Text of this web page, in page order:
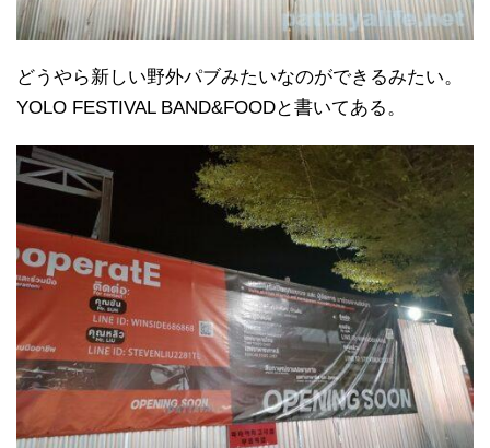
どうやら新しい野外パブみたいなのができるみたい。
YOLO FESTIVAL BAND&FOODと書いてある。